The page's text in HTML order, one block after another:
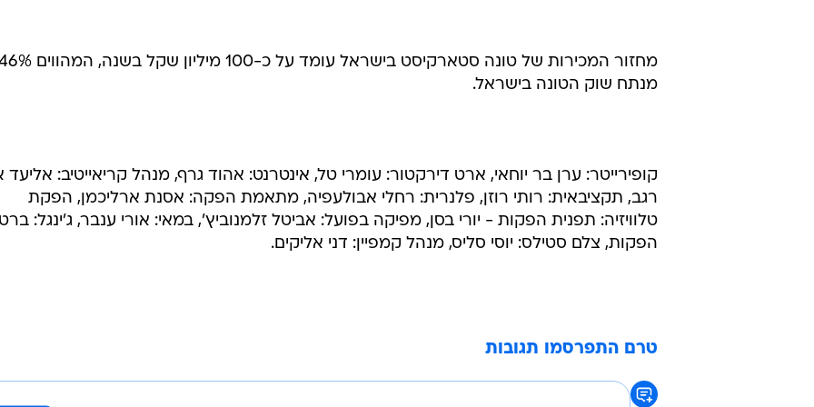
מחזור המכירות של טונה סטארקיסט בישראל עומד על כ-100 מיליון שקל בשנה,
מנתח שוק הטונה בישראל.
קופירייטר: ערן בר יוחאי, ארט דירקטור: עומרי טל, אינטרנט: אהוד גרף, מנהל קריאייטיב: אליעד
רגב, תקציבאית: רותי רוזן, פלנרית: רחלי אבולעפיה, מתאמת הפקה: אסנת ארליכמן, הפקת
טלוויזיה: תפנית הפקות - יורי בסן, מפיקה בפועל: אביטל זלמנוביץ', במאי: אורי ענבר, ג'ינגל:
הפקות, צלם סטילס: יוסי סליס, מנהל קמפיין: דני אליקים.
טרם התפרסמו תגובות